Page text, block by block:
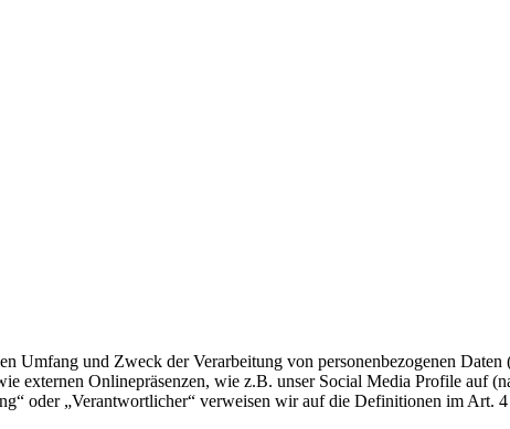
Umfang und Zweck der Verarbeitung von personenbezogenen
externen Onlinepräsenzen, wie z.B. unser Social Media Profile auf
oder „Verantwortlicher“ verweisen wir auf die Definitionen im Art.